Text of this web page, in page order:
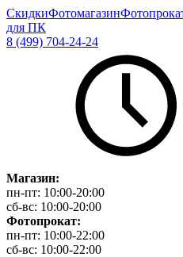
СкидкиФотомагазин
для ПК
8 (499) 704-24-24
Магазин:
пн-пт: 10:00-20:00
сб-вс: 10:00-20:00
Фотопрокат:
пн-пт: 10:00-22:00
сб-вс: 10:00-22:00